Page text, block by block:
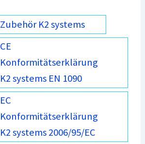
Zubehör K2 systems
CE
Konformitätserklärung
K2 systems EN 1090
EC
Konformitätserklärung
K2 systems 2006/95/EC